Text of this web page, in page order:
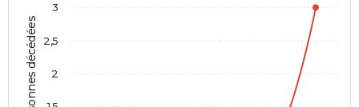
Personnes décédées 2
2,5
3